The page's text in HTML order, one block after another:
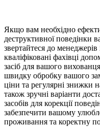
Якщо вам необхідно
деструктивної поведінки
звертайтеся до
кваліфіковані фахівці
засіб для вашого
швидку обробку вашого
ціни та регулярні знижки
також зручні варіанти
засобів для корекції
забезпечити вашому
проживання та коректну